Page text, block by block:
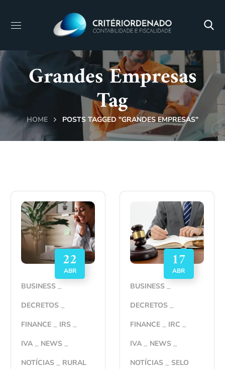
Grandes Empresas
Tag
HOME POSTS TAGGED "GRANDES EMPRESAS"
22
ABR
BUSINESS
DECRETOS
FINANCE
IRS
IVA
NEWS
NOTÍCIAS
RURAL
17
ABR
BUSINESS
DECRETOS
FINANCE
IRC
IVA
NEWS
NOTÍCIAS
SELO